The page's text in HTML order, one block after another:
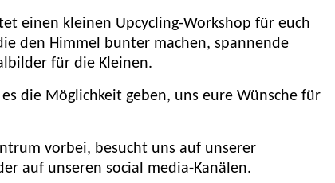
einen kleinen Upcycling-Workshop für euch
den Himmel bunter machen, spannende
für die Kleinen.
die Möglichkeit geben, uns eure Wünsche für
vorbei, besucht uns auf unserer
auf unseren social media-Kanälen.